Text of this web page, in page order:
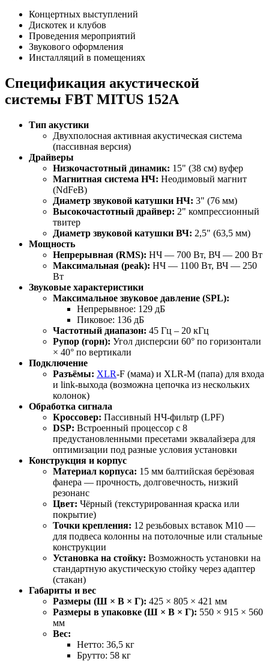
Концертных выступлений
Дискотек и клубов
Проведения мероприятий
Звукового оформления
Инсталляций в помещениях
Спецификация акустической
системы FBT MITUS 152A
Тип акустики
Двухполосная активная акустическая система
(пассивная версия)
Драйверы
Низкочастотный динамик: 15" (38 см) вуфер
Магнитная система НЧ: Неодимовый магнит
(NdFeB)
Диаметр звуковой катушки НЧ: 3" (76 мм)
Высокочастотный драйвер: 2" компрессионный
твитер
Диаметр звуковой катушки ВЧ: 2,5" (63,5 мм)
Мощность
Непрерывная (RMS): НЧ — 700 Вт, ВЧ — 200 Вт
Максимальная (peak): НЧ — 1100 Вт, ВЧ — 250
Вт
Звуковые характеристики
Максимальное звуковое давление (SPL):
Непрерывное: 129 дБ
Пиковое: 136 дБ
Частотный диапазон: 45 Гц – 20 кГц
Рупор (горн): Угол дисперсии 60° по горизонтали
× 40° по вертикали
Подключение
Разъёмы: XLR-F (мама) и XLR-M (папа) для входа
и link-выхода (возможна цепочка из нескольких
колонок)
Обработка сигнала
Кроссовер: Пассивный НЧ-фильтр (LPF)
DSP: Встроенный процессор с 8
предустановленными пресетами эквалайзера для
оптимизации под разные условия установки
Конструкция и корпус
Материал корпуса: 15 мм балтийская берёзовая
фанера — прочность, долговечность, низкий
резонанс
Цвет: Чёрный (текстурированная краска или
покрытие)
Точки крепления: 12 резьбовых вставок M10 —
для подвеса колонны на потолочные или стальные
конструкции
Установка на стойку: Возможность установки на
стандартную акустическую стойку через адаптер
(стакан)
Габариты и вес
Размеры (Ш × В × Г): 425 × 805 × 421 мм
Размеры в упаковке (Ш × В × Г): 550 × 915 × 560
мм
Вес:
Нетто: 36,5 кг
Брутто: 58 кг